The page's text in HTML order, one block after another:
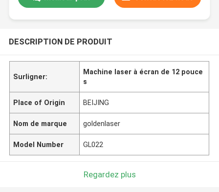
DESCRIPTION DE PRODUIT
Surligner:
Machine laser à écran de 12 pouce
s
Place of Origin BEIJING
Nom de marque goldenlaser
Model Number GL022
Regardez plus